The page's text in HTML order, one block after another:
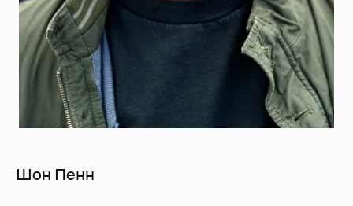
Шон Пенн